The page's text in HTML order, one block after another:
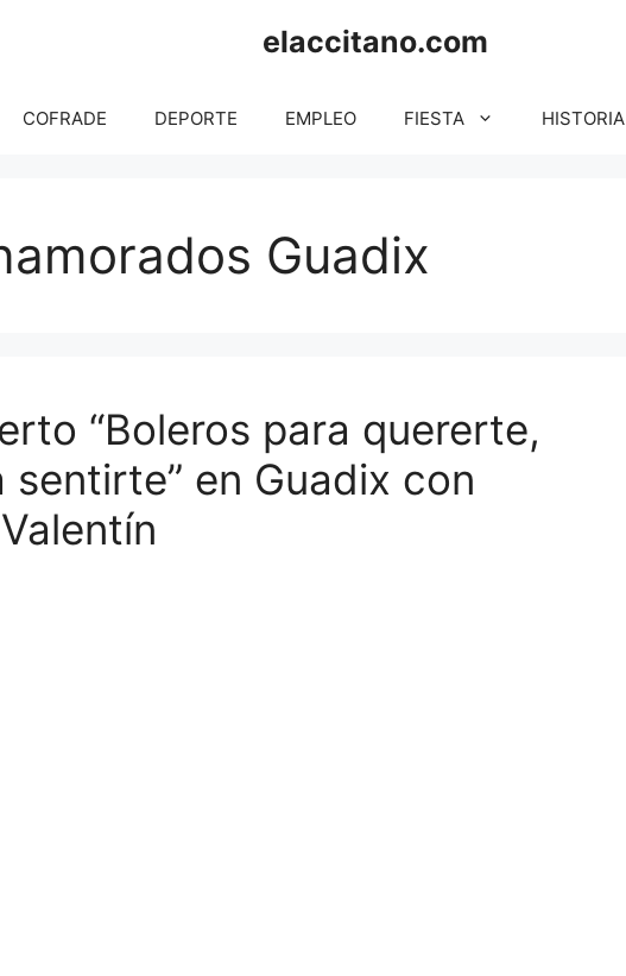
elaccitano.com
COFRADE DEPORTE EMPLEO FIESTA HISTORIA
Guadix
“Boleros para quererte,
en Guadix con